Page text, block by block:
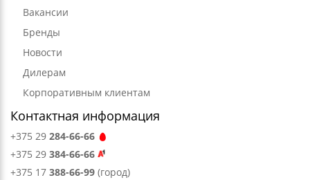
Вакансии
Бренды
Новости
Дилерам
Корпоративным клиентам
Контактная информация
+375 29 284-66-66
+375 29 384-66-66
+375 17 388-66-99 (город)